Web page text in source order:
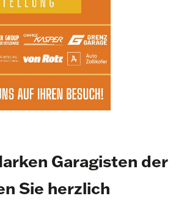
Garagisten der
Sie herzlich